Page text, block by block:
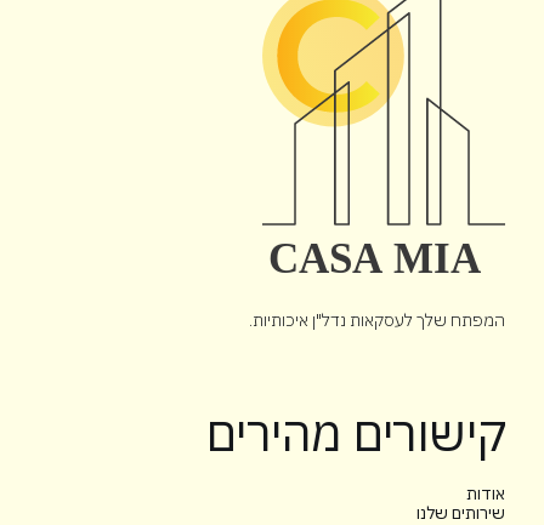
המפתח שלך לעסקאות נדל"ן איכותיות.
קישורים מהירים
אודות
שירותים שלנו